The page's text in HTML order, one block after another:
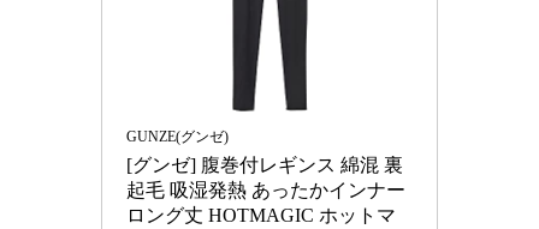
GUNZE(グンゼ)
[グンゼ] 腹巻付レギンス 綿混 裏
起毛 吸湿発熱 あったかインナー
ロング丈 HOTMAGIC ホットマ